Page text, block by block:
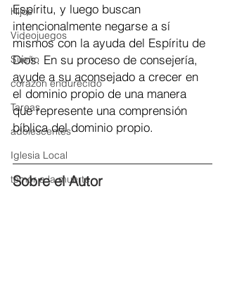
Hijos
Videojuegos
Sueño
corazon endurecido
Tareas
adolescentes
Iglesia Local
temor a la muerte
Espíritu, y luego buscan
intencionalmente negarse a sí
mismos con la ayuda del Espíritu de
Dios. En su proceso de consejería,
ayude a su aconsejado a crecer en
el dominio propio de una manera
que represente una comprensión
bíblica del dominio propio.
Sobre el Autor